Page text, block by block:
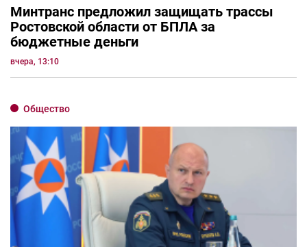
Минтранс предложил защищать трассы
Ростовской области от БПЛА за
бюджетные деньги
вчера, 13:10
Общество